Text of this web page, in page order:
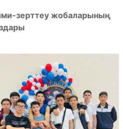
зерттеу жобаларының